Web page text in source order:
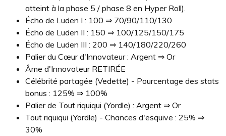
atteint à la phase 5 / phase 8 en Hyper Roll).
Écho de Luden I : 100 ⇒ 70/90/110/130
Écho de Luden II : 150 ⇒ 100/125/150/175
Écho de Luden III : 200 ⇒ 140/180/220/260
Palier du Cœur d'Innovateur : Argent ⇒ Or
Âme d'Innovateur RETIRÉE
Célébrité partagée (Vedette) - Pourcentage des stats
bonus : 125% ⇒ 100%
Palier de Tout riquiqui (Yordle) : Argent ⇒ Or
Tout riquiqui (Yordle) - Chances d'esquive : 25% ⇒
30%